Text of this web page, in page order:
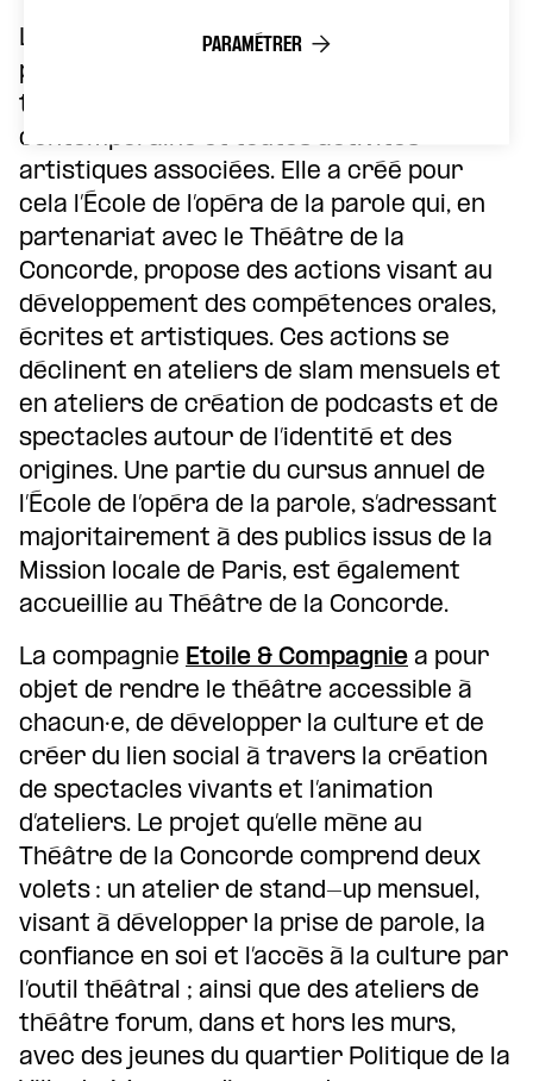
La compagnie Dixlesic & Co
promouvoir et développer la création
théâtrale, la poésie orale, l’écriture
contemporaine et toutes activités
artistiques associées. Elle a créé pour
cela l’École de l’opéra de la parole qui, en
partenariat avec le Théâtre de la
Concorde, propose des actions visant au
développement des compétences orales,
écrites et artistiques. Ces actions se
déclinent en ateliers de slam mensuels et
en ateliers de création de podcasts et de
spectacles autour de l’identité et des
origines. Une partie du cursus annuel de
l’École de l’opéra de la parole, s’adressant
majoritairement à des publics issus de la
Mission locale de Paris, est également
accueillie au Théâtre de la Concorde.
La compagnie Etoile & Compagnie a pour
objet de rendre le théâtre accessible à
chacun·e, de développer la culture et de
créer du lien social à travers la création
de spectacles vivants et l’animation
d’ateliers. Le projet qu’elle mène au
Théâtre de la Concorde comprend deux
volets : un atelier de stand-up mensuel,
visant à développer la prise de parole, la
confiance en soi et l’accès à la culture par
l’outil théâtral ; ainsi que des ateliers de
théâtre forum, dans et hors les murs,
avec des jeunes du quartier Politique de la
PARAMÉTRER